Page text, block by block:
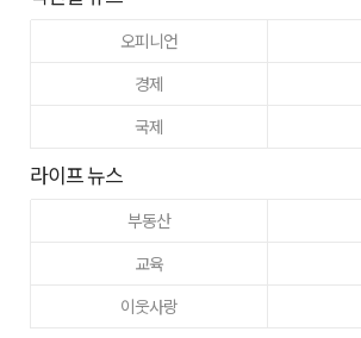
오피니언
경제
국제
라이프 뉴스
부동산
교육
이웃사랑